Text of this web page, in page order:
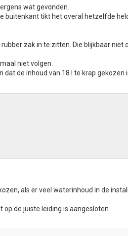
wat gevonden.
buitenkant tikt het overal hetzelfde
zak in te zitten. Die blijkbaar niet
niet volgen.
de inhoud van 18 l te krap gekozen
als er veel waterinhoud in de
op de juiste leiding is aangesloten